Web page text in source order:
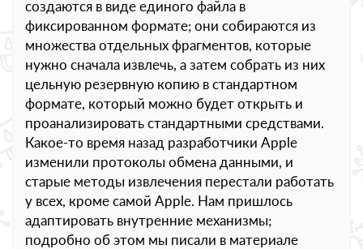
создаются в виде единого файла в
фиксированном формате; они собираются из
множества отдельных фрагментов, которые
нужно сначала извлечь, а затем собрать из них
цельную резервную копию в стандартном
формате, который можно будет открыть и
проанализировать стандартными средствами.
Какое-то время назад разработчики Apple
изменили протоколы обмена данными, и
старые методы извлечения перестали работать
у всех, кроме самой Apple. Нам пришлось
адаптировать внутренние механизмы;
подробно об этом мы писали в материале